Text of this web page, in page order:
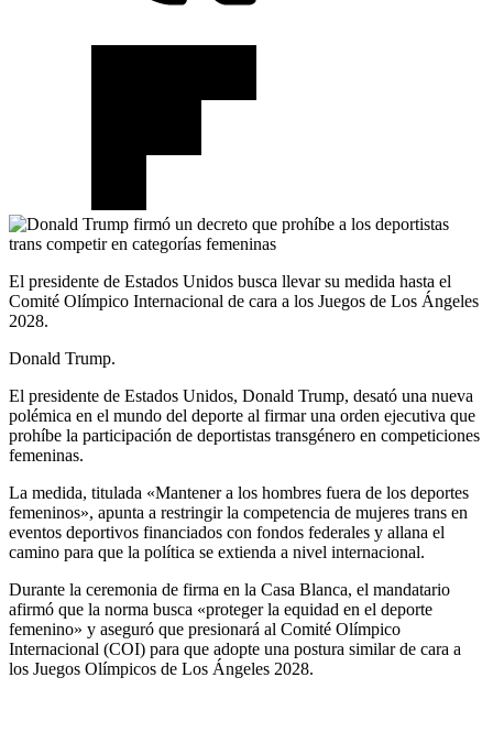
El presidente de Estados Unidos busca llevar su medida hasta el
Comité Olímpico Internacional de cara a los Juegos de Los Ángeles
2028.
Donald Trump.
El presidente de Estados Unidos, Donald Trump, desató una nueva
polémica en el mundo del deporte al firmar una orden ejecutiva que
prohíbe la participación de deportistas transgénero en competiciones
femeninas.
La medida, titulada «Mantener a los hombres fuera de los deportes
femeninos», apunta a restringir la competencia de mujeres trans en
eventos deportivos financiados con fondos federales y allana el
camino para que la política se extienda a nivel internacional.
Durante la ceremonia de firma en la Casa Blanca, el mandatario
afirmó que la norma busca «proteger la equidad en el deporte
femenino» y aseguró que presionará al Comité Olímpico
Internacional (COI) para que adopte una postura similar de cara a
los Juegos Olímpicos de Los Ángeles 2028.